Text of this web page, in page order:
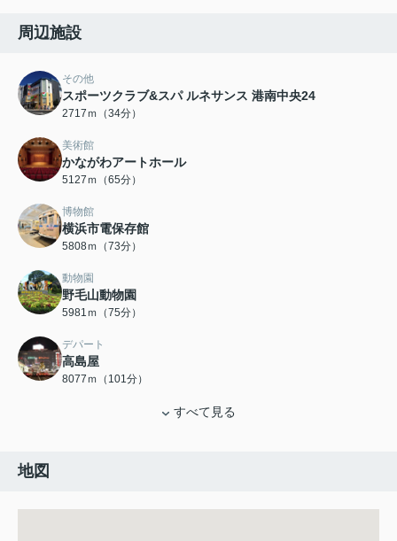
周辺施設
その他
スポーツクラブ&スパ ルネサンス 港南中央24
2717ｍ（34分）
美術館
かながわアートホール
5127ｍ（65分）
博物館
横浜市電保存館
5808ｍ（73分）
動物園
野毛山動物園
5981ｍ（75分）
デパート
高島屋
8077ｍ（101分）
すべて見る
地図